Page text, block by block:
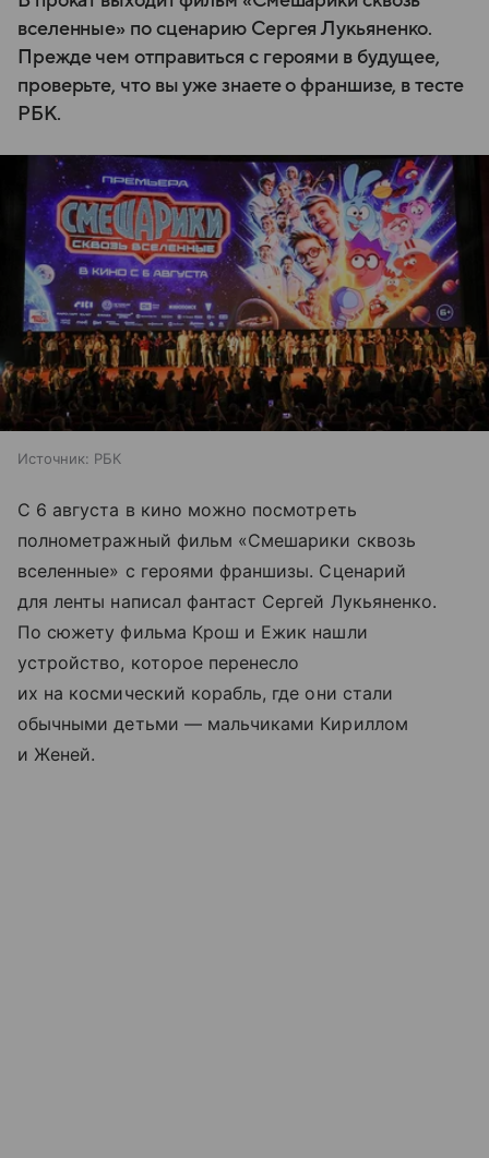
вселенные» по сценарию Сергея Лукьяненко.
Прежде чем отправиться с героями в будущее,
проверьте, что вы уже знаете о франшизе, в тесте
РБК.
Источник: РБК
С 6 августа в кино можно посмотреть
полнометражный фильм «Смешарики сквозь
вселенные» с героями франшизы. Сценарий
для ленты написал фантаст Сергей Лукьяненко.
По сюжету фильма Крош и Ежик нашли
устройство, которое перенесло
их на космический корабль, где они стали
обычными детьми — мальчиками Кириллом
и Женей.